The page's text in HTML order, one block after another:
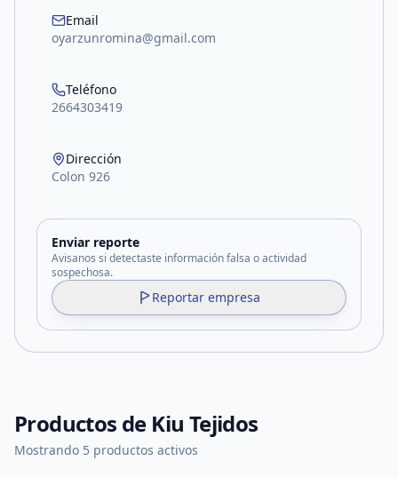
Email
oyarzunromina@gmail.com
Teléfono
2664303419
Dirección
Colon 926
Enviar reporte
Avisanos si detectaste información falsa o actividad
sospechosa.
Reportar empresa
Productos de Kiu Tejidos
Mostrando 5 productos activos